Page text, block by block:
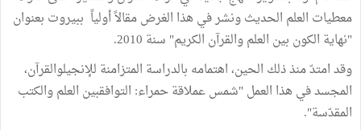
معطيات العلم الحديث ونشر في هذا الغرض مقالاً أولياً ببيروت بعنوان
"نهاية الكون بين العلم والقرآن الكريم" سنة 2010.
وقد امتدّ منذ ذلك الحين، اهتمامه بالدراسة المتزامنة للإنجيلوالقرآن،
المجسد في هذا العمل "شمس عملاقة حمراء: التوافقبين العلم والكتب
المقدّسة".